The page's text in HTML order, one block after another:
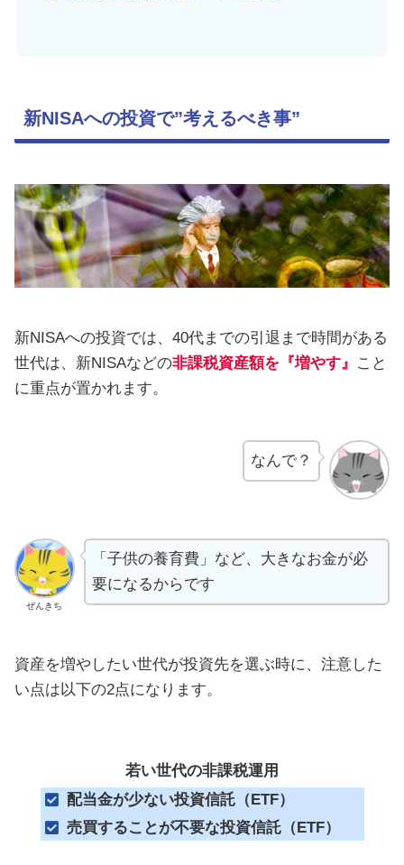
新NISAへの投資で”考えるべき事”
新NISAへの投資では、40代までの引退まで時間がある
世代は、新NISAなどの非課税資産額を『増やす』 こと
に重点が置かれます。
なんで？
ぜんきち
「子供の養育費」など、大きなお金が必
要になるからです
資産を増やしたい世代が投資先を選ぶ時に、注意した
い点は以下の2点になります。
若い世代の非課税運用
配当金が少ない投資信託（ETF）
売買することが不要な投資信託（ETF）